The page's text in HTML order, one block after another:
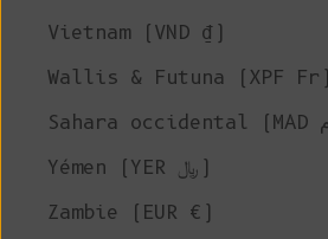
Vietnam (VND ₫)
Wallis & Futuna (XPF Fr)
Yémen (YER ﷼)
Zambie (EUR €)